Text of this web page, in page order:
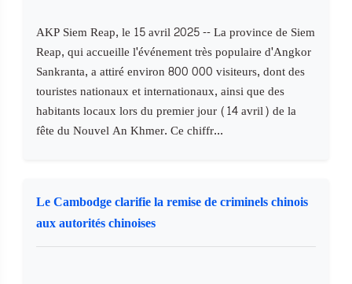
AKP Siem Reap, le 15 avril 2025 -- La province de Siem
Reap, qui accueille l'événement très populaire d'Angkor
Sankranta, a attiré environ 800 000 visiteurs, dont des
touristes nationaux et internationaux, ainsi que des
habitants locaux lors du premier jour (14 avril) de la
fête du Nouvel An Khmer. Ce chiffr...
Le Cambodge clarifie la remise de criminels chinois
aux autorités chinoises